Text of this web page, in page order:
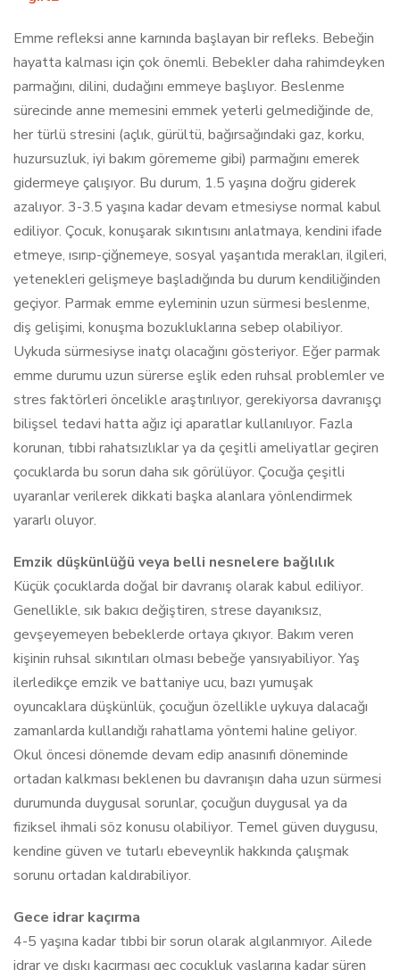
Emme refleksi anne karnında başlayan bir refleks. Bebeğin
hayatta kalması için çok önemli. Bebekler daha rahimdeyken
parmağını, dilini, dudağını emmeye başlıyor. Beslenme
sürecinde anne memesini emmek yeterli gelmediğinde de,
her türlü stresini (açlık, gürültü, bağırsağındaki gaz, korku,
huzursuzluk, iyi bakım görememe gibi) parmağını emerek
gidermeye çalışıyor. Bu durum, 1.5 yaşına doğru giderek
azalıyor. 3-3.5 yaşına kadar devam etmesiyse normal kabul
ediliyor. Çocuk, konuşarak sıkıntısını anlatmaya, kendini ifade
etmeye, ısırıp-çiğnemeye, sosyal yaşantıda merakları, ilgileri,
yetenekleri gelişmeye başladığında bu durum kendiliğinden
geçiyor. Parmak emme eyleminin uzun sürmesi beslenme,
diş gelişimi, konuşma bozukluklarına sebep olabiliyor.
Uykuda sürmesiyse inatçı olacağını gösteriyor. Eğer parmak
emme durumu uzun sürerse eşlik eden ruhsal problemler ve
stres faktörleri öncelikle araştırılıyor, gerekiyorsa davranışçı
bilişsel tedavi hatta ağız içi aparatlar kullanılıyor. Fazla
korunan, tıbbi rahatsızlıklar ya da çeşitli ameliyatlar geçiren
çocuklarda bu sorun daha sık görülüyor. Çocuğa çeşitli
uyaranlar verilerek dikkati başka alanlara yönlendirmek
yararlı oluyor.
Emzik düşkünlüğü veya belli nesnelere bağlılık
Küçük çocuklarda doğal bir davranış olarak kabul ediliyor.
Genellikle, sık bakıcı değiştiren, strese dayanıksız,
gevşeyemeyen bebeklerde ortaya çıkıyor. Bakım veren
kişinin ruhsal sıkıntıları olması bebeğe yansıyabiliyor. Yaş
ilerledikçe emzik ve battaniye ucu, bazı yumuşak
oyuncaklara düşkünlük, çocuğun özellikle uykuya dalacağı
zamanlarda kullandığı rahatlama yöntemi haline geliyor.
Okul öncesi dönemde devam edip anasınıfı döneminde
ortadan kalkması beklenen bu davranışın daha uzun sürmesi
durumunda duygusal sorunlar, çocuğun duygusal ya da
fiziksel ihmali söz konusu olabiliyor. Temel güven duygusu,
kendine güven ve tutarlı ebeveynlik hakkında çalışmak
sorunu ortadan kaldırabiliyor.
Gece idrar kaçırma
4-5 yaşına kadar tıbbi bir sorun olarak algılanmıyor. Ailede
idrar ve dışkı kaçırması geç çocukluk yaşlarına kadar süren